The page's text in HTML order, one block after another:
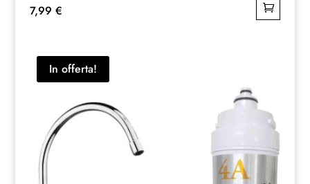
7,99 €
In offerta!